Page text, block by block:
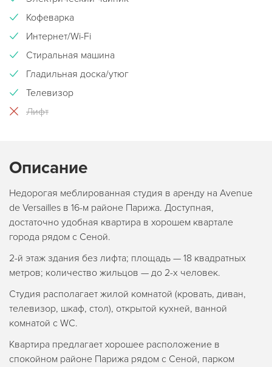
Кофеварка
Интернет/Wi-Fi
Стиральная машина
Гладильная доска/утюг
Телевизор
Лифт
Описание
Недорогая меблированная студия в аренду на Avenue
de Versailles в 16-м районе Парижа. Доступная,
достаточно удобная квартира в хорошем квартале
города рядом с Сеной.
2-й этаж здания без лифта; площадь — 18 квадратных
метров; количество жильцов — до 2-х человек.
Студия располагает жилой комнатой (кровать, диван,
телевизор, шкаф, стол), открытой кухней, ванной
комнатой с WC.
Квартира предлагает хорошее расположение в
спокойном районе Парижа рядом с Сеной, парком